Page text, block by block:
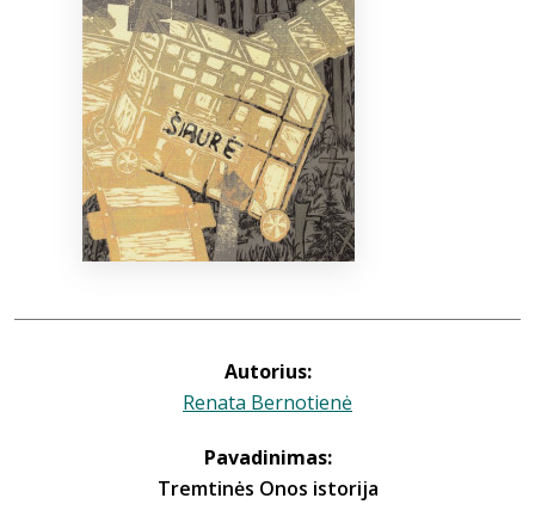
Autorius:
Renata Bernotienė
Pavadinimas:
Tremtinės Onos istorija